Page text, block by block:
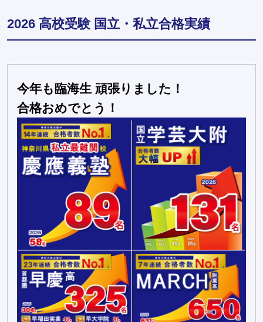
2026 高校受験 国立・私立合格実績
今年も臨海生 頑張りました！
合格おめでとう！